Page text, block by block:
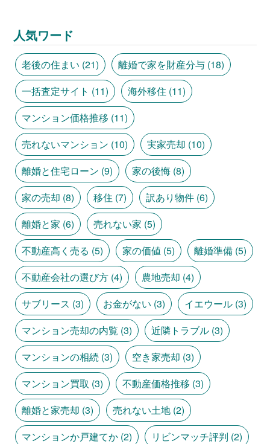
人気ワード
老後の住まい (21) 離婚で家を財産分与(18)
一括査定サイト (11) 海外移住 (11)
マンション価格推移 (11)
売れないマンション (10) 実家売却 (10)
離婚と住宅ローン (9) 家の後悔(8)
家の売却 (8) 移住 (7) 訳あり物件(6)
離婚と家 (6) 売れない家 (5)
不動産高く売る (5) 家の価値 (5) 離婚準備(5)
不動産会社の選び方(4) 農地売却 (4)
サブリース (3) お金がない (3) イエウール(3)
マンション売却の内覧 (3) 近隣トラブル(3)
マンションの相続(3) 空き家売却 (3)
マンション買取 (3) 不動産価格推移 (3)
離婚と家売却 (3) 売れない土地(2)
マンションか戸建てか(2) リビンマッチ評判 (2)